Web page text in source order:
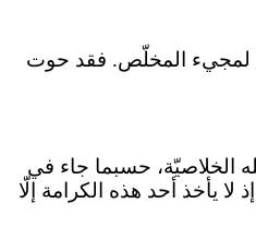
لمجيء المخلّص. فقد حوت
الخلاصيّة، حسبما جاء في
يأخذ أحد هذه الكرامة إلّا